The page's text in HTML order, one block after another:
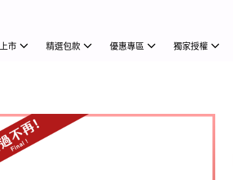
市 精選包款 優惠專區 獨家授權